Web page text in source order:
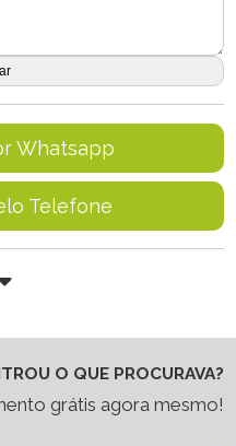
Whatsapp
Telefone
O QUE PROCURAVA?
grátis agora mesmo!